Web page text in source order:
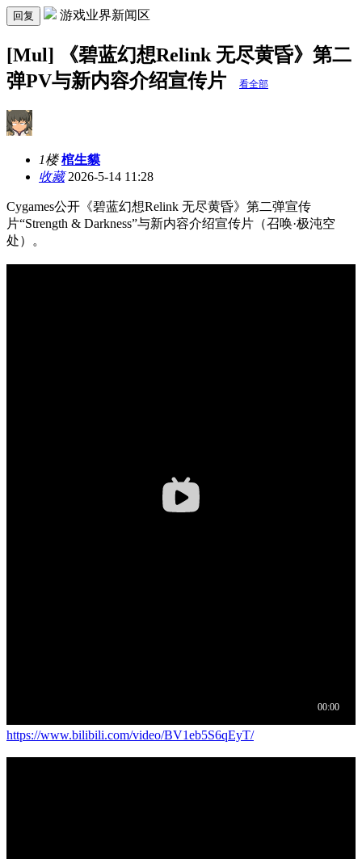
回复 游戏业界新闻区
[Mul] 《碧蓝幻想Relink 无尽黄昏》第二
弹PV与新内容介绍宣传片
看全部
1楼 棺生貘
收藏2026-5-14 11:28
Cygames公开《碧蓝幻想Relink 无尽黄昏》第二弹宣传
片“Strength & Darkness”与新内容介绍宣传片（召唤·极沌空
处）。
https://www.bilibili.com/video/BV1eb5S6qEyT/